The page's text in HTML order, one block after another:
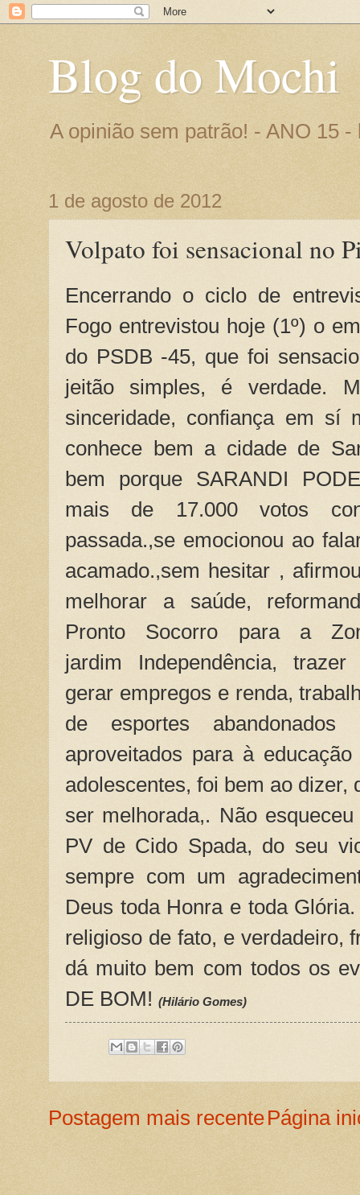
Blog do Mochi
A opinião sem patrão! - ANO 15
1 de agosto de 2012
Volpato foi sensacional no
Encerrando o ciclo de
Fogo entrevistou hoje (1º) o
do PSDB -45, que foi
jeitão simples, é verdade.
sinceridade, confiança em sí
conhece bem a cidade de
bem porque SARANDI
mais de 17.000 votos
passada.,se emocionou ao
acamado.,sem hesitar ,
melhorar a saúde,
Pronto Socorro para a
jardim Independência,
gerar empregos e renda,
de esportes
aproveitados para à
adolescentes, foi bem ao dizer,
ser melhorada,. Não
PV de Cido Spada, do seu
sempre com um
Deus toda Honra e toda
religioso de fato, e verdadeiro,
dá muito bem com todos os
DE BOM! (Hilário Gomes)
Postagem mais recentePágina